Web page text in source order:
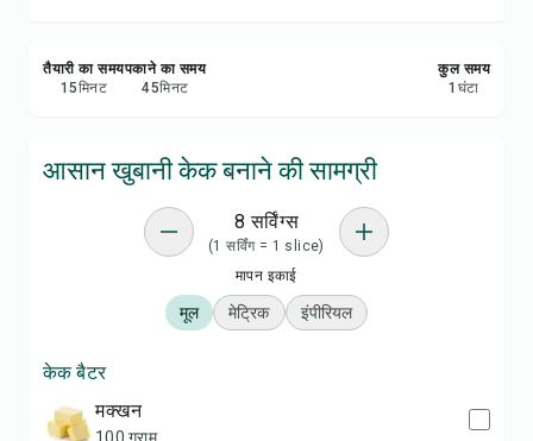
तैयारी का समय
15मिनट
पकाने का समय
45मिनट
कुल समय
1 घंटा
आसान खुबानी केक बनाने की सामग्री
8 सर्विंग्स
(1 सर्विंग = 1 slice)
मापन इकाई
मूल मेट्रिक इंपीरियल
केक बैटर
मक्खन